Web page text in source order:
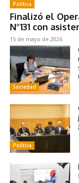
Política
Finalizó el
N°131 con
15 de mayo de 2026
Sociedad
Política